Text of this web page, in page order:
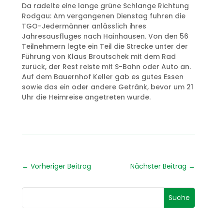
Da radelte eine lange grüne Schlange Richtung
Rodgau: Am vergangenen Dienstag fuhren die
TGO-Jedermänner anlässlich ihres
Jahresausfluges nach Hainhausen. Von den 56
Teilnehmern legte ein Teil die Strecke unter der
Führung von Klaus Broutschek mit dem Rad
zurück, der Rest reiste mit S-Bahn oder Auto an.
Auf dem Bauernhof Keller gab es gutes Essen
sowie das ein oder andere Getränk, bevor um 21
Uhr die Heimreise angetreten wurde.
← Vorheriger Beitrag Nächster Beitrag →